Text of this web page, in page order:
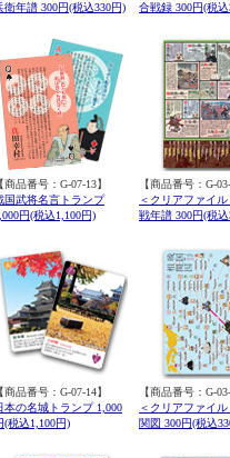
衛年譜 300円(税込330円)
合戦録 300円(税込
【商品番号：G-07-13】
国武将名言トランプ
円(税込1,100円)
【商品番号：G-
＜クリアファイ
戦年譜 300円(税込
【商品番号：G-07-14】
本の名城トランプ 1,000
(税込1,100円)
【商品番号：G-
＜クリアファイ
関図 300円(税込